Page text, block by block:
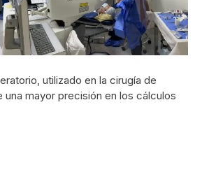
utilizado en la cirugía de
una mayor precisión en los cálculos